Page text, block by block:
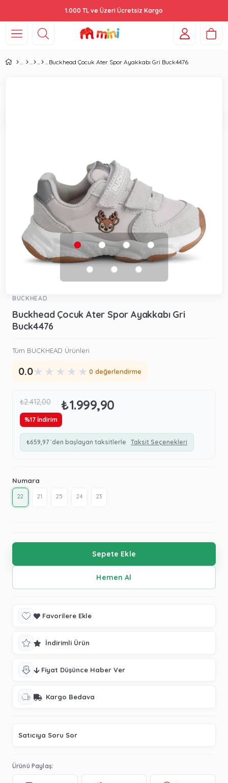
1.000 TL ve Üzeri Ücretsiz Kargo
Buckhead Çocuk Ater Spor Ayakkabı Gri Buck4476
BUCKHEAD
Buckhead Çocuk Ater Spor Ayakkabı Gri
Buck4476
Tüm BUCKHEAD Ürünleri
0.0★ ★ ★ ★ ★ 0 değerlendirme
₺2.412,00 ₺1.999,90
%17 İndirim
₺659,97 `den başlayan taksitlerle Taksit Seçenekleri
Numara
22 21 25 24 23
Favorilere Ekle
İndirimli Ürün
Fiyat Düşünce Haber Ver
Kargo Bedava
Satıcıya Soru Sor
Ürünü Paylaş: